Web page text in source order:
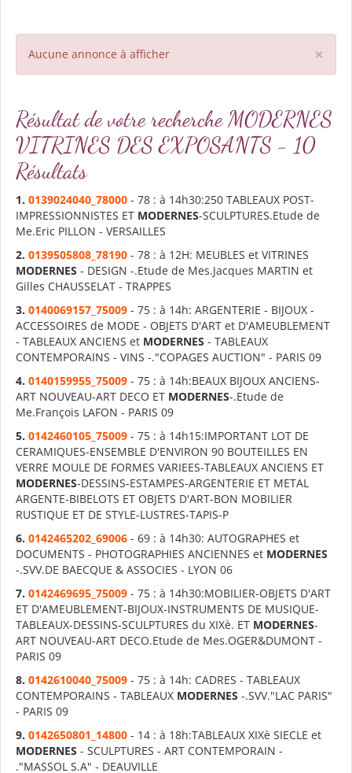
×
Aucune annonce à afficher
Résultat de votre recherche MODERNES
VITRINES DES EXPOSANTS - 10
Résultats
1. 0139024040_78000 - 78 : à 14h30:250 TABLEAUX POST-
IMPRESSIONNISTES ET MODERNES-SCULPTURES.Etude de
Me.Eric PILLON - VERSAILLES
2. 0139505808_78190 - 78 : à 12H: MEUBLES et VITRINES
MODERNES - DESIGN -.Etude de Mes.Jacques MARTIN et
Gilles CHAUSSELAT - TRAPPES
3. 0140069157_75009 - 75 : à 14h: ARGENTERIE - BIJOUX -
ACCESSOIRES de MODE - OBJETS D'ART et D'AMEUBLEMENT
- TABLEAUX ANCIENS et MODERNES - TABLEAUX
CONTEMPORAINS - VINS -."COPAGES AUCTION" - PARIS 09
4. 0140159955_75009 - 75 : à 14h:BEAUX BIJOUX ANCIENS-
ART NOUVEAU-ART DECO ET MODERNES-.Etude de
Me.François LAFON - PARIS 09
5. 0142460105_75009 - 75 : à 14h15:IMPORTANT LOT DE
CERAMIQUES-ENSEMBLE D'ENVIRON 90 BOUTEILLES EN
VERRE MOULE DE FORMES VARIEES-TABLEAUX ANCIENS ET
MODERNES-DESSINS-ESTAMPES-ARGENTERIE ET METAL
ARGENTE-BIBELOTS ET OBJETS D'ART-BON MOBILIER
RUSTIQUE ET DE STYLE-LUSTRES-TAPIS-P
6. 0142465202_69006 - 69 : à 14h30: AUTOGRAPHES et
DOCUMENTS - PHOTOGRAPHIES ANCIENNES et MODERNES
-.SVV.DE BAECQUE & ASSOCIES - LYON 06
7. 0142469695_75009 - 75 : à 14h30:MOBILIER-OBJETS D'ART
ET D'AMEUBLEMENT-BIJOUX-INSTRUMENTS DE MUSIQUE-
TABLEAUX-DESSINS-SCULPTURES du XIXè. ET MODERNES-
ART NOUVEAU-ART DECO.Etude de Mes.OGER&DUMONT -
PARIS 09
8. 0142610040_75009 - 75 : à 14h: CADRES - TABLEAUX
CONTEMPORAINS - TABLEAUX MODERNES -.SVV."LAC PARIS"
- PARIS 09
9. 0142650801_14800 - 14 : à 18h:TABLEAUX XIXè SIECLE et
MODERNES - SCULPTURES - ART CONTEMPORAIN -
."MASSOL S.A" - DEAUVILLE